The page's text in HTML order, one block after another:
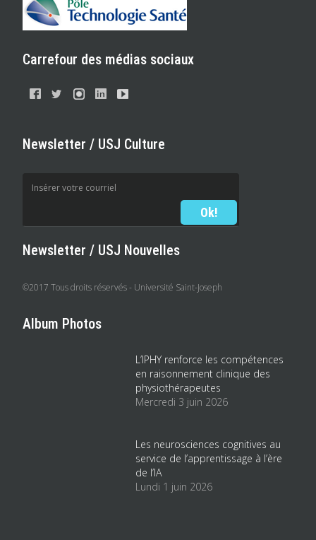
Carrefour des médias sociaux
Newsletter / USJ Culture
Newsletter / USJ Nouvelles
©2017 Tous droits réservés - Université Saint-Joseph
Album Photos
L’IPHY renforce les compétences
en raisonnement clinique des
physiothérapeutes
Mercredi 3 juin 2026
Les neurosciences cognitives au
service de l’apprentissage à l’ère
de l’IA
Lundi 1 juin 2026